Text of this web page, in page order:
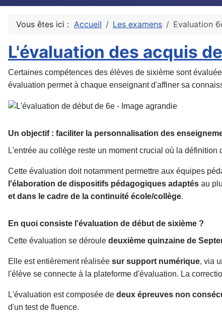
Vous êtes ici : Accueil Les examens Evaluation
L'évaluation des acquis
Certaines compétences des élèves de sixième sont
évaluation permet à chaque enseignant d'affiner sa
Un objectif : faciliter la personnalisation des
L'entrée au collège reste un moment crucial où la
Cette évaluation doit notamment permettre aux équipes
l'élaboration de dispositifs pédagogiques adaptés au
et dans le cadre de la continuité école/collège.
En quoi consiste l'évaluation de début de sixième ?
Cette évaluation se déroule deuxième quinzaine de
Elle est entièrement réalisée sur support numérique, via
l'élève se connecte à la plateforme d'évaluation. La
L'évaluation est composée de deux épreuves non
d'un test de fluence.